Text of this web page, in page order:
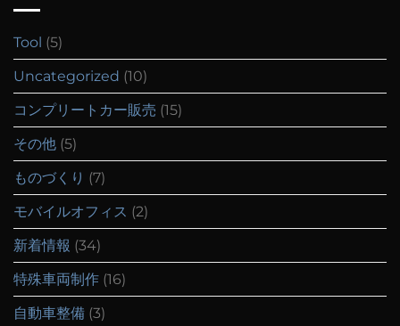
Tool (5)
Uncategorized (10)
コンプリートカー販売 (15)
その他 (5)
ものづくり (7)
モバイルオフィス (2)
新着情報 (34)
特殊車両制作 (16)
自動車整備 (3)